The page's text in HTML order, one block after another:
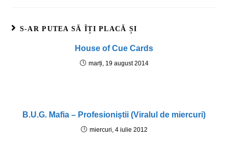
S-AR PUTEA SĂ ÎȚI PLACĂ ȘI
House of Cue Cards
marți, 19 august 2014
B.U.G. Mafia – Profesioniştii (Viralul de miercuri)
miercuri, 4 iulie 2012